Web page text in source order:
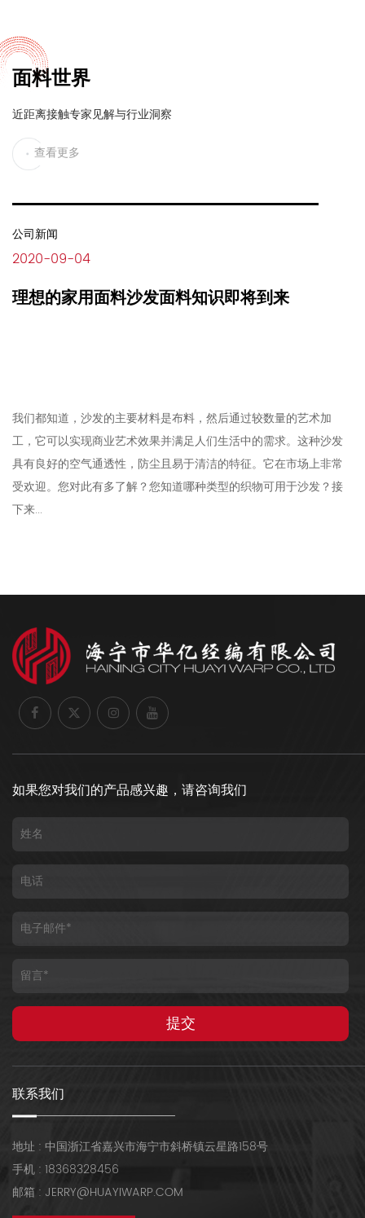
面料世界
近距离接触专家见解与行业洞察
查看更多
公司新闻
2020-09-04
理想的家用面料沙发面料知识即将到来
我们都知道，沙发的主要材料是布料，然后通过较数量的艺术加
工，它可以实现商业艺术效果并满足人们生活中的需求。这种沙发
具有良好的空气通透性，防尘且易于清洁的特征。它在市场上非常
受欢迎。您对此有多了解？您知道哪种类型的织物可用于沙发？接
下来...
如果您对我们的产品感兴趣，请咨询我们
联系我们
地址 : 中国浙江省嘉兴市海宁市斜桥镇云星路158号
手机 : 18368328456
邮箱 : JERRY@HUAYIWARP.COM